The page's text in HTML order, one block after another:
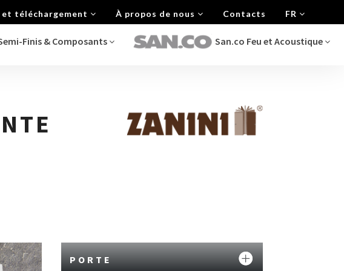
et téléchargement À propos de nous Contacts FR
Finis & Composants San.co Feu et Acoustique
PORTE